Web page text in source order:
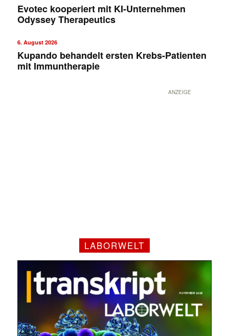
Evotec kooperiert mit KI-Unternehmen
Odyssey Therapeutics
6. August 2026
Kupando behandelt ersten Krebs-Patienten
mit Immuntherapie
ANZEIGE
LABORWELT